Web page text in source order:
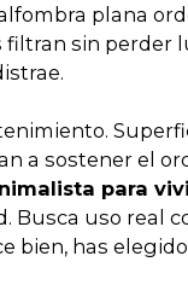
plana
filtran sin perder
a sostener el
para
Busca uso real
bien, has